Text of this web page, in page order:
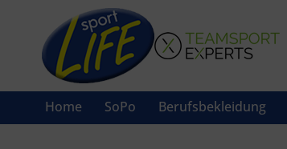
Home SoPo Berufsbekleidung